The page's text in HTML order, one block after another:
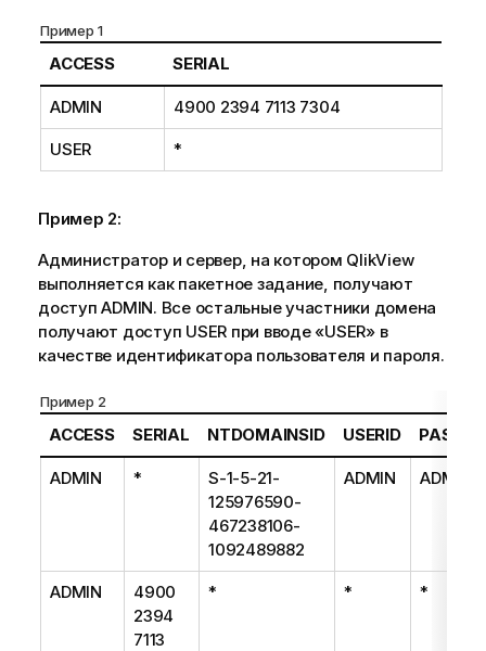
и
и
о
р
а
ц
и
Пример 1
ACCESS SERIAL
ADMIN 4900 2394 7113 7304
USER *
Пример 2:
Администратор и сервер, на котором QlikView
выполняется как пакетное задание, получают
доступ ADMIN. Все остальные участники домена
получают доступ USER при вводе «USER» в
качестве идентификатора пользователя и пароля.
Пример 2
ACCESS SERIAL NTDOMAINSID USERID
ADMIN *
S-1-5-21-
125976590-
467238106-
1092489882
ADMIN ADMIN
ADMIN
4900
2394
7113
* * *